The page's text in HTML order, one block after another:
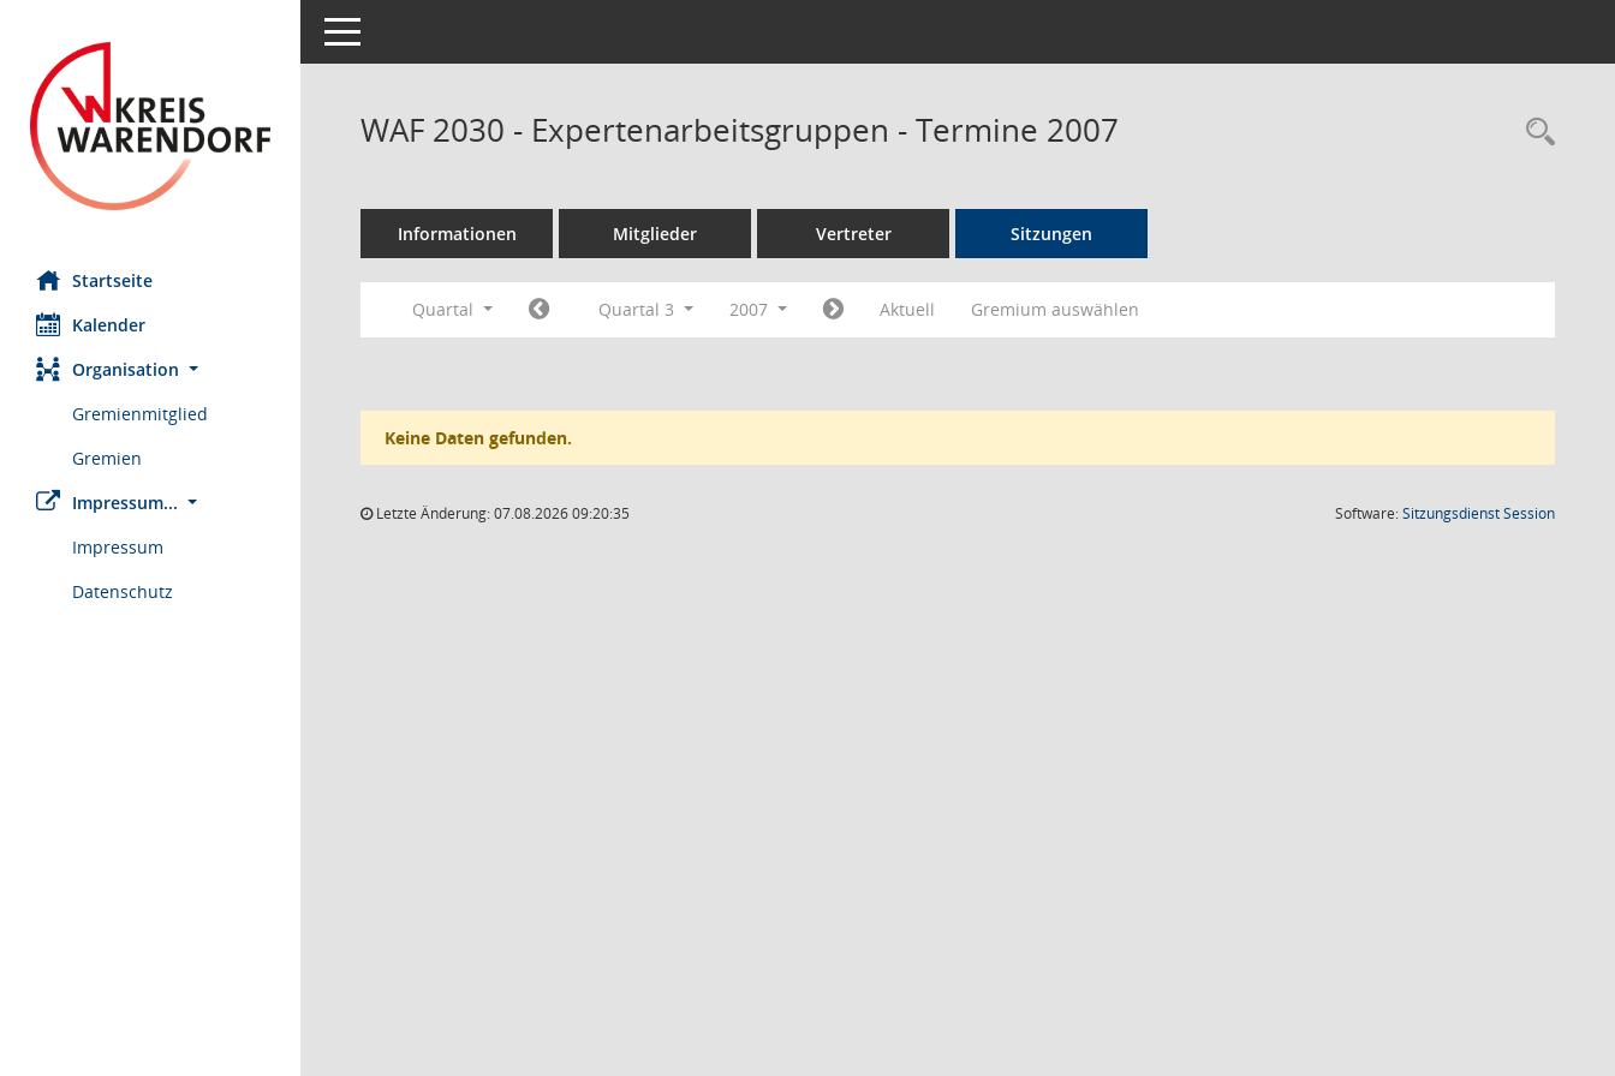
Startseite
Kalender
Organisation
Gremienmitglied
Gremien
Impressum...
Impressum
Datenschutz
Toggle navigation
WAF 2030 - Expertenarbeitsgruppen - Termine 2007
Informationen Mitglieder Vertreter Sitzungen
Quartal Quartal 3 2007 Aktuell Gremium auswählen
Keine Daten gefunden.
Letzte Änderung: 07.08.2026 09:20:35 Software:SitzungsdienstSession(Wird in